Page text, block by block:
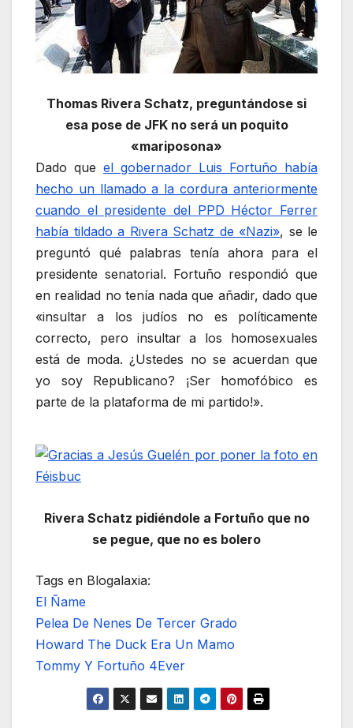
Thomas Rivera Schatz, preguntándose si
esa pose de JFK no será un poquito
«mariposona»
Dado que el gobernador Luis Fortuño había
hecho un llamado a la cordura anteriormente
cuando el presidente del PPD Héctor Ferrer
había tildado a Rivera Schatz de «Nazi», se le
preguntó qué palabras tenía ahora para el
presidente senatorial. Fortuño respondió que
en realidad no tenía nada que añadir, dado que
«insultar a los judíos no es políticamente
correcto, pero insultar a los homosexuales
está de moda. ¿Ustedes no se acuerdan que
yo soy Republicano? ¡Ser homofóbico es
parte de la plataforma de mi partido!».
Rivera Schatz pidiéndole a Fortuño que no
se pegue, que no es bolero
Tags en Blogalaxia:
El Ñame
Pelea De Nenes De Tercer Grado
Howard The Duck Era Un Mamo
Tommy Y Fortuño 4Ever